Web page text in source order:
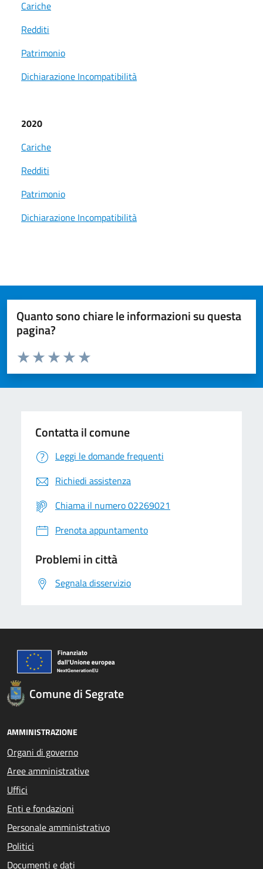
Cariche
Redditi
Patrimonio
Dichiarazione Incompatibilità
2020
Cariche
Redditi
Patrimonio
Dichiarazione Incompatibilità
Quanto sono chiare le informazioni su questa
pagina?
Valuta da 1 a 5 stelle la pagina
Valuta 5 stelle su 5
Valuta 4 stelle su 5
Valuta 3 stelle su 5
Valuta 2 stelle su 5
Valuta 1 stelle su 5
Contatta il comune
Leggi le domande frequenti
Richiedi assistenza
Chiama il numero 02269021
Prenota appuntamento
Problemi in città
Segnala disservizio
Comune di Segrate
AMMINISTRAZIONE
Organi di governo
Aree amministrative
Uffici
Enti e fondazioni
Personale amministrativo
Politici
Documenti e dati